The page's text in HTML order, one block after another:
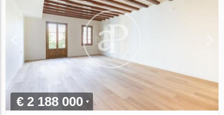
€ 2 188 000